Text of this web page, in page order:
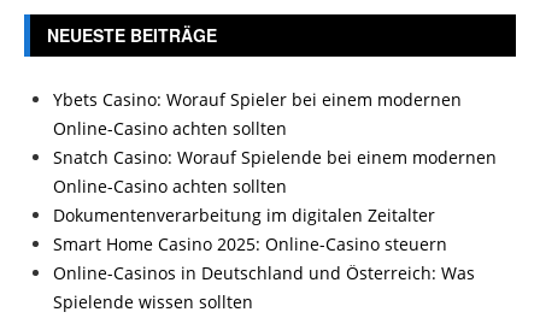
NEUESTE BEITRÄGE
Ybets Casino: Worauf Spieler bei einem modernen
Online-Casino achten sollten
Snatch Casino: Worauf Spielende bei einem modernen
Online-Casino achten sollten
Dokumentenverarbeitung im digitalen Zeitalter
Smart Home Casino 2025: Online-Casino steuern
Online-Casinos in Deutschland und Österreich: Was
Spielende wissen sollten